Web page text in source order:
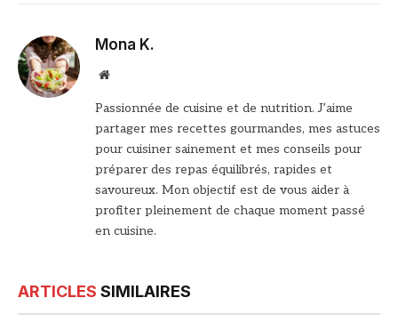
Mona K.
Site
Passionnée de cuisine et de nutrition. J’aime
partager mes recettes gourmandes, mes astuces
pour cuisiner sainement et mes conseils pour
préparer des repas équilibrés, rapides et
savoureux. Mon objectif est de vous aider à
profiter pleinement de chaque moment passé
en cuisine.
ARTICLES SIMILAIRES